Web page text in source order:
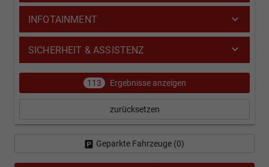
INFOTAINMENT
SICHERHEIT & ASSISTENZ
113 Ergebnisse anzeigen
zurücksetzen
Geparkte Fahrzeuge (0)